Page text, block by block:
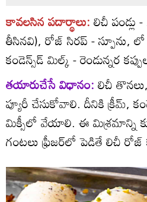
కావలసిన పదార్థాలు:లిచీ పండ్లు
తీసినవి), రోజ్‌ సిరప్‌ - స్పూను, లో
కండెన్స్‌డ్‌ మిల్క్‌ - రెండున్నర
తయారుచేసే విధానం:లిచీ
ప్యూరీ చేసుకోవాలి. దీనికి క్రీమ్‌,
మిక్సీలో వేయాలి. ఈ మిశ్రమాన్ని
గంటలు ఫ్రీజర్‌లో పెడితే లిచీ రోజ్‌